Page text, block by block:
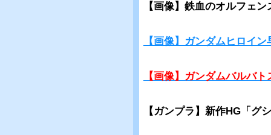
【画像】鉄血のオルフェ
【画像】ガンダムヒロイ
【画像】ガンダムバルバ
【ガンプラ】新作HG「グ